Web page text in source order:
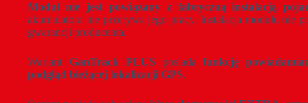
Moduł nie jest powiązany z fabryczną instalacją
akumulatora nie przerywa jego pracy. Instalacja modułu nie
gwarancji producenta.
WariantGanTrack PLUSposiadafunkcję
podgląd bieżącej lokalizacji GPS.